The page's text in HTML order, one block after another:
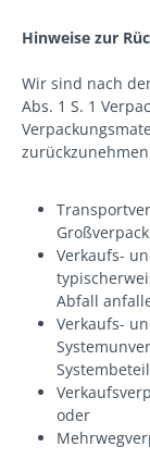
Hinweise zur
Wir sind nach
Abs. 1 S. 1
Verkaufs-
Abfall
Verkaufs-
oder